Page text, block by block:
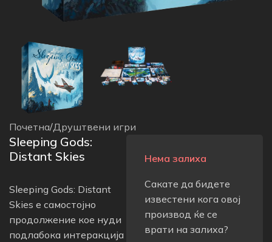
Почетна/Друштвени игри
Sleeping Gods:
Distant Skies
Sleeping Gods: Distant
Skies е самостојно
продолжение кое нуди
подлабока интеракција
Нема залиха
Сакате да бидете
известени кога овој
производ ќе се
врати на залиха?